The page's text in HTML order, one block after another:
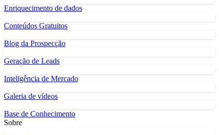
Enriquecimento de dados
Conteúdos Gratuitos
Blog da Prospecção
Geração de Leads
Inteligência de Mercado
Galeria de vídeos
Base de Conhecimento
Sobre